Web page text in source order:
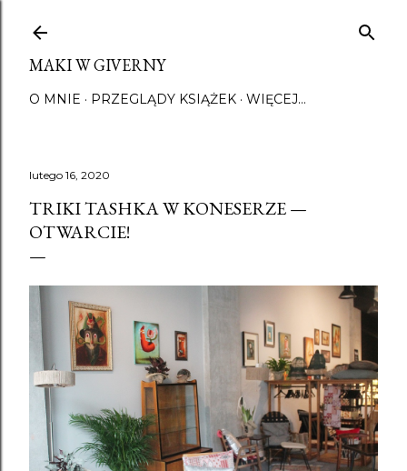
MAKI W GIVERNY
O MNIE PRZEGLĄDY KSIĄŻEK WIĘCEJ…
lutego 16, 2020
TRIKI TASHKA W KONESERZE —
OTWARCIE!